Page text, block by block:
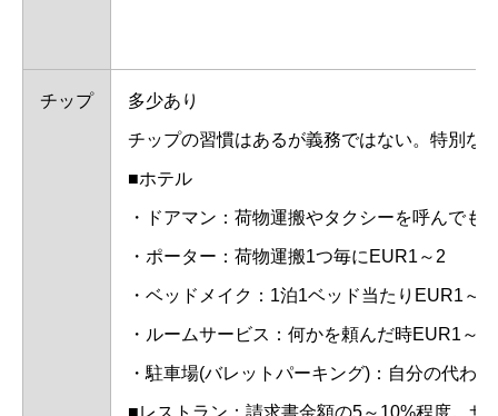
チップ 多少あり
チップの習慣はあるが義務ではない。特別な
■ホテル
・ドアマン：荷物運搬やタクシーを呼んでも
・ポーター：荷物運搬1つ毎にEUR1～2
・ベッドメイク：1泊1ベッド当たりEUR1～2
・ルームサービス：何かを頼んだ時EUR1～2
・駐車場(バレットパーキング)：自分の代わ